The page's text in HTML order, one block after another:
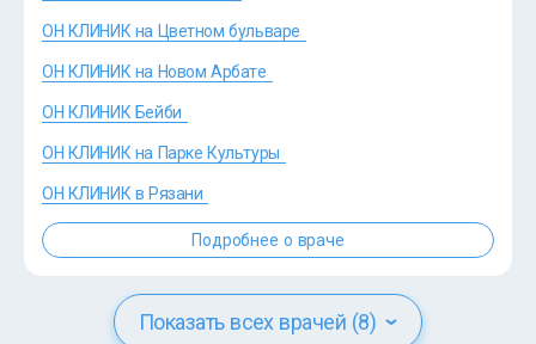
?>
ОН КЛИНИК на Цветном бульваре
ОН КЛИНИК на Новом Арбате
ОН КЛИНИК Бейби
ОН КЛИНИК на Парке Культуры
ОН КЛИНИК в Рязани
Подробнее о враче
Показать всех врачей (8)